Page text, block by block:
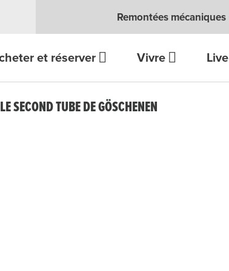
Remontées mécaniques
et réserver Vivre Live
SECOND TUBE DE GÖSCHENEN